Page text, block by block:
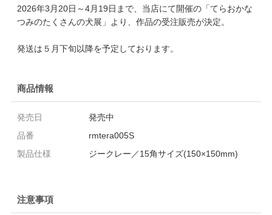
2026年3月20日～4月19日まで、当店にて開催の「てらおかな
つみのたくさんの犬展」より、作品の受注販売が決定。
発送は５月下旬以降を予定しております。
商品情報
発売日
発売中
品番
rmtera005S
製品仕様
ジークレー／15角サイズ(150×150mm)
注意事項